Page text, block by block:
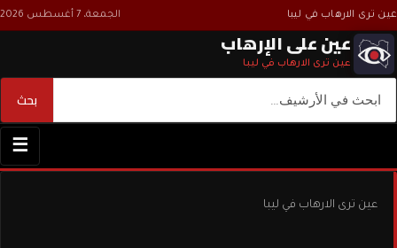
عين ترى الارهاب في ليبا الجمعة، 7 أغسطس 2026
عين على الإرهاب
عين ترى الارهاب في ليبا
بحث
☰
عين ترى الارهاب في ليبا